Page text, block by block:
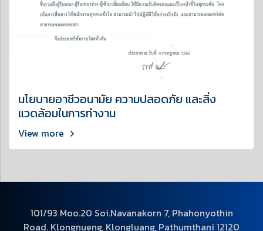
นโยบายอาชีวอนามัย ความปลอดภัย และสิ่ง
แวดล้อมในการทำงาน
View more
101/93 Moo.20 Soi.Navanakorn 7, Phahonyothin
Road. Klongnueng, Klongluang, Pathumthani 12120